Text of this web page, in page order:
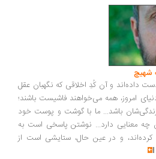
و آن کُدِ اخلاقی که نگهبان عقل
همه می‌خواهند فاشیست باشند؛
باشد... ما با گوشت و پوست خود
دارد... نوشتن پاسخی است به
و در عین حال، ستایشی است از